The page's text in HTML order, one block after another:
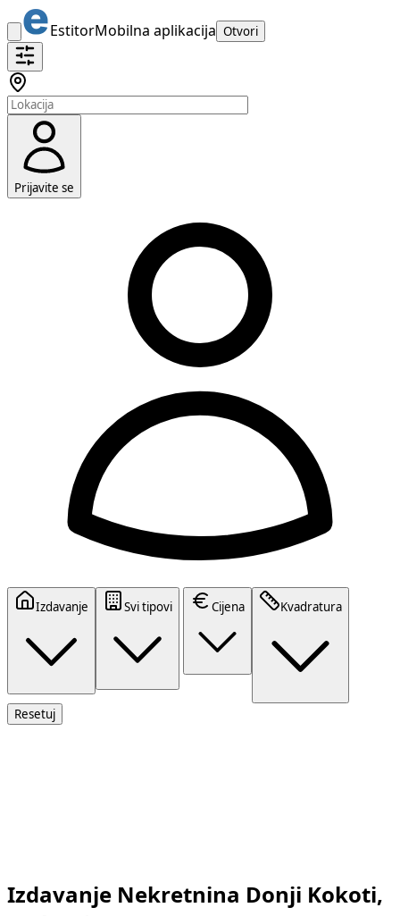
EstitorMobilna aplikacija Otvori
Prijavite se
Izdavanje Svi tipovi Cijena Kvadratura
Resetuj
Izdavanje Nekretnina Donji Kokoti,